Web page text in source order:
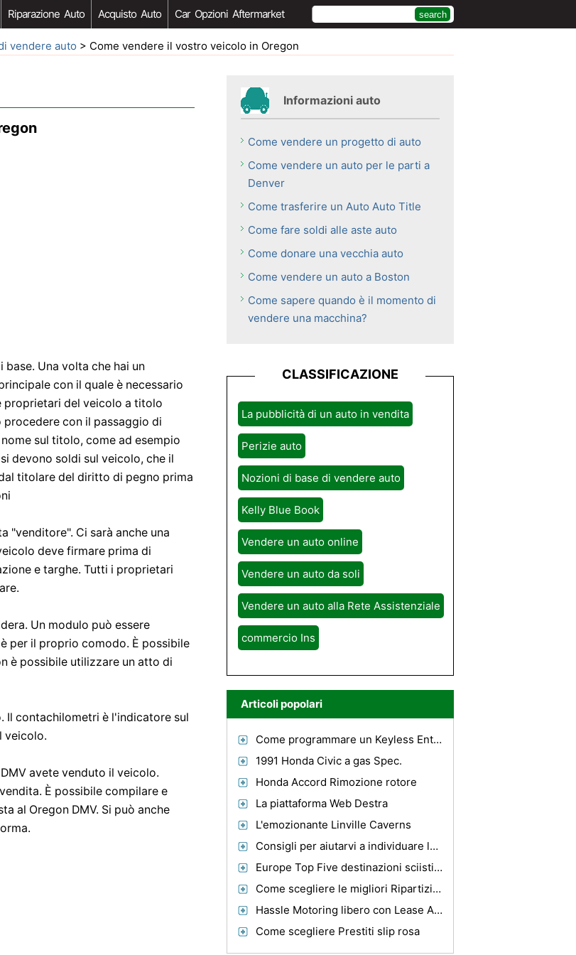
Riparazione Auto Acquisto Auto Car Opzioni Aftermarket
vendere auto > Come vendere il vostro veicolo in Oregon
Una volta che hai un
con il quale è necessario
proprietari del veicolo a titolo
con il passaggio di
sul titolo, come ad esempio
devono soldi sul veicolo, che il
titolare del diritto di pegno prima
"venditore". Ci sarà anche una
deve firmare prima di
e targhe. Tutti i proprietari
Un modulo può essere
per il proprio comodo. È possibile
è possibile utilizzare un atto di
Il contachilometri è l'indicatore sul
veicolo.
avete venduto il veicolo.
È possibile compilare e
al Oregon DMV. Si può anche
Informazioni auto
Come vendere un progetto di auto
Come vendere un auto per le parti a
Denver
Come trasferire un Auto Auto Title
Come fare soldi alle aste auto
Come donare una vecchia auto
Come vendere un auto a Boston
Come sapere quando è il momento di
vendere una macchina?
CLASSIFICAZIONE
La pubblicità di un auto in vendita
Perizie auto
Nozioni di base di vendere auto
Kelly Blue Book
Vendere un auto online
Vendere un auto da soli
Vendere un auto alla Rete Assistenziale
commercio Ins
Articoli popolari
Come programmare un Keyless Entry per un 1995 Windstar
1991 Honda Civic a gas Spec.
Honda Accord Rimozione rotore
La piattaforma Web Destra
L'emozionante Linville Caverns
Consigli per aiutarvi a individuare le migliori offerte di biglietti aerei
Europe Top Five destinazioni sciistiche
Come scegliere le migliori Ripartizione copertura assicurativa?
Hassle Motoring libero con Lease Autonoleggio
Come scegliere Prestiti slip rosa